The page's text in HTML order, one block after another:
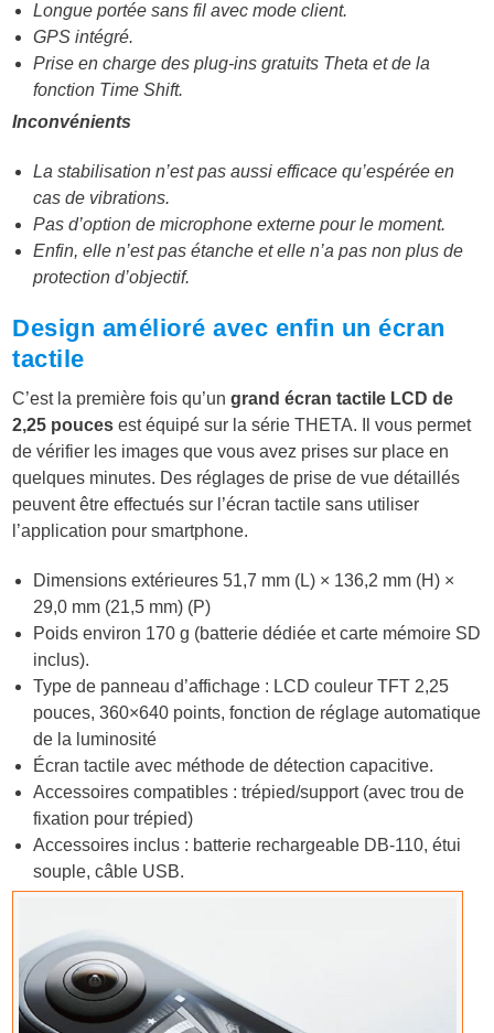
Longue portée sans fil avec mode client.
GPS intégré.
Prise en charge des plug-ins gratuits Theta et de la
fonction Time Shift.
Inconvénients
La stabilisation n’est pas aussi efficace qu’espérée en
cas de vibrations.
Pas d’option de microphone externe pour le moment.
Enfin, elle n’est pas étanche et elle n’a pas non plus de
protection d’objectif.
Design amélioré avec enfin un écran
tactile
C’est la première fois qu’un grand écran tactile LCD de
2,25 pouces est équipé sur la série THETA. Il vous permet
de vérifier les images que vous avez prises sur place en
quelques minutes. Des réglages de prise de vue détaillés
peuvent être effectués sur l’écran tactile sans utiliser
l’application pour smartphone.
Dimensions extérieures 51,7 mm (L) × 136,2 mm (H) ×
29,0 mm (21,5 mm) (P)
Poids environ 170 g (batterie dédiée et carte mémoire SD
inclus).
Type de panneau d’affichage : LCD couleur TFT 2,25
pouces, 360×640 points, fonction de réglage automatique
de la luminosité
Écran tactile avec méthode de détection capacitive.
Accessoires compatibles : trépied/support (avec trou de
fixation pour trépied)
Accessoires inclus : batterie rechargeable DB-110, étui
souple, câble USB.